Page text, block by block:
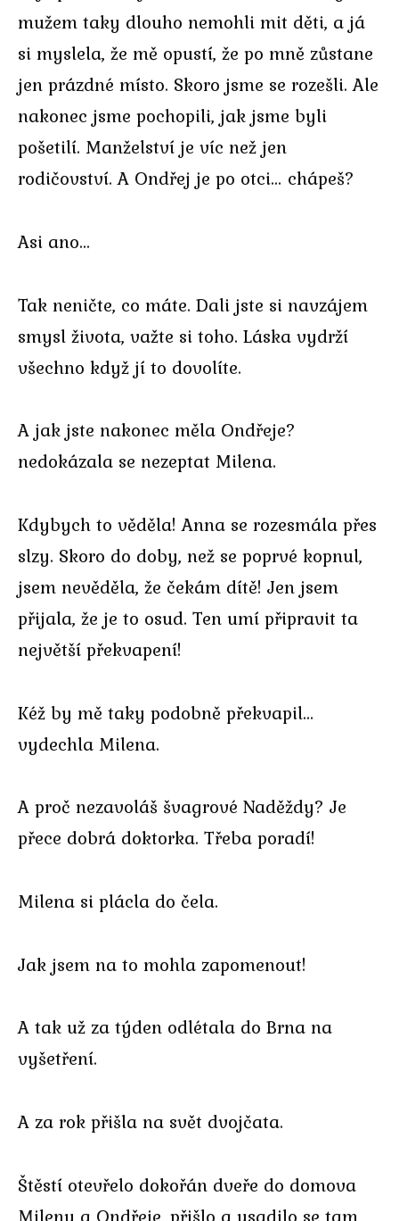
mužem taky dlouho nemohli mit děti, a já
si myslela, že mě opustí, že po mně zůstane
jen prázdné místo. Skoro jsme se rozešli. Ale
nakonec jsme pochopili, jak jsme byli
pošetilí. Manželství je víc než jen
rodičovství. A Ondřej je po otci… chápeš?
Asi ano…
Tak neničte, co máte. Dali jste si navzájem
smysl života, važte si toho. Láska vydrží
všechno když jí to dovolíte.
A jak jste nakonec měla Ondřeje?
nedokázala se nezeptat Milena.
Kdybych to věděla! Anna se rozesmála přes
slzy. Skoro do doby, než se poprvé kopnul,
jsem nevěděla, že čekám dítě! Jen jsem
přijala, že je to osud. Ten umí připravit ta
největší překvapení!
Kéž by mě taky podobně překvapil…
vydechla Milena.
A proč nezavoláš švagrové Naděždy? Je
přece dobrá doktorka. Třeba poradí!
Milena si plácla do čela.
Jak jsem na to mohla zapomenout!
A tak už za týden odlétala do Brna na
vyšetření.
A za rok přišla na svět dvojčata.
Štěstí otevřelo dokořán dveře do domova